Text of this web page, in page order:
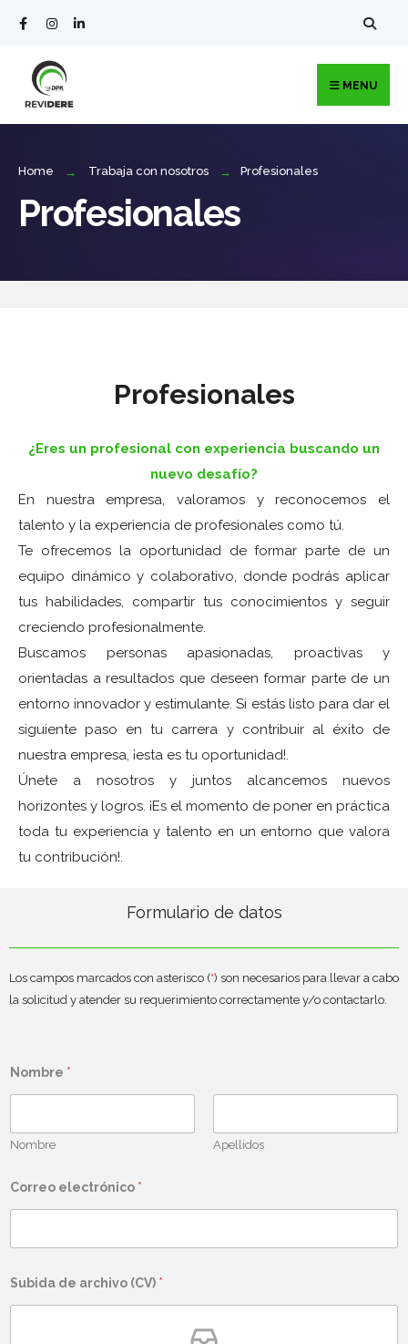
MENU
Home Trabaja con nosotros Profesionales
Profesionales
Profesionales
¿Eres un profesional con experiencia buscando un
nuevo desafío?
En nuestra empresa, valoramos y reconocemos el
talento y la experiencia de profesionales como tú.
Te ofrecemos la oportunidad de formar parte de un
equipo dinámico y colaborativo, donde podrás aplicar
tus habilidades, compartir tus conocimientos y seguir
creciendo profesionalmente.
Buscamos personas apasionadas, proactivas y
orientadas a resultados que deseen formar parte de un
entorno innovador y estimulante. Si estás listo para dar el
siguiente paso en tu carrera y contribuir al éxito de
nuestra empresa, ¡esta es tu oportunidad!.
Únete a nosotros y juntos alcancemos nuevos
horizontes y logros. ¡Es el momento de poner en práctica
toda tu experiencia y talento en un entorno que valora
tu contribución!.
Formulario de datos
Los campos marcados con asterisco (*) son necesarios para llevar a cabo
la solicitud y atender su requerimiento correctamente y/o contactarlo.
Nombre *
Nombre Apellidos
Correo electrónico *
Subida de archivo (CV) *